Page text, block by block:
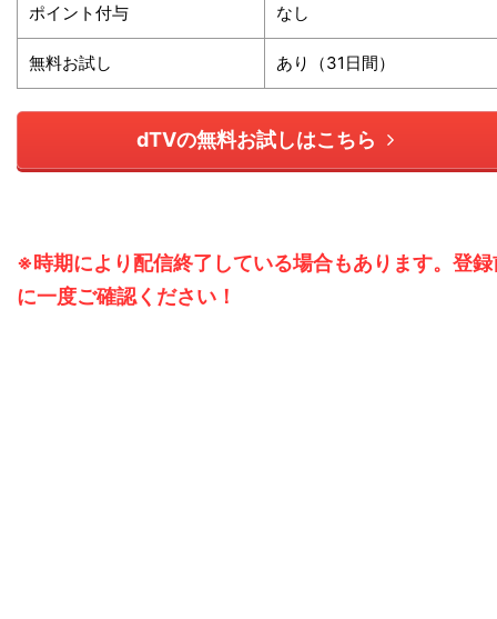
ポイント付与 なし
無料お試し あり（31日間）
dTVの無料お試しはこちら
※時期により配信終了している場合もあります。登録
に一度ご確認ください！